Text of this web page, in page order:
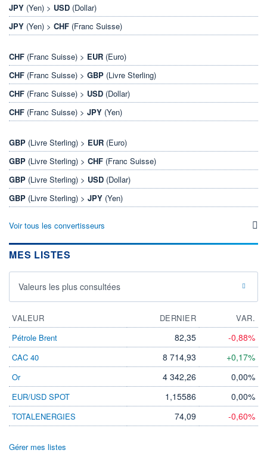
JPY (Yen) > USD (Dollar)
JPY (Yen) > CHF (Franc Suisse)
CHF (Franc Suisse) > EUR (Euro)
CHF (Franc Suisse) > GBP (Livre Sterling)
CHF (Franc Suisse) > USD (Dollar)
CHF (Franc Suisse) > JPY (Yen)
GBP (Livre Sterling) > EUR (Euro)
GBP (Livre Sterling) > CHF (Franc Suisse)
GBP (Livre Sterling) > USD (Dollar)
GBP (Livre Sterling) > JPY (Yen)
Voir tous les convertisseurs
MES LISTES
Valeurs les plus consultées
VALEUR DERNIER
VAR.
Pétrole Brent
82,35 -0,88%
CAC 40 8 714,93 +0,17%
Or 4 342,26 0,00%
EUR/USD SPOT 1,15586 0,00%
TOTALENERGIES 74,09 -0,60%
Gérer mes listes